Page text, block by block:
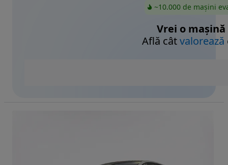
~10.000 de mașini
Vrei o mașină
Află câtvalorează